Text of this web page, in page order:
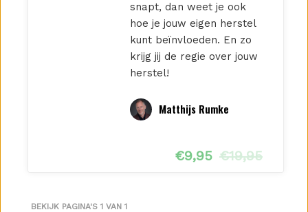
snapt, dan weet je ook
hoe je jouw eigen herstel
kunt beïnvloeden. En zo
krijg jij de regie over jouw
herstel!
Matthijs Rumke
€9,95 €19,95
BEKIJK PAGINA'S 1 VAN 1